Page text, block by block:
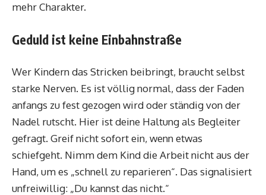
mehr Charakter.
Geduld ist keine Einbahnstraße
Wer Kindern das Stricken beibringt, braucht selbst
starke Nerven. Es ist völlig normal, dass der Faden
anfangs zu fest gezogen wird oder ständig von der
Nadel rutscht. Hier ist deine Haltung als Begleiter
gefragt. Greif nicht sofort ein, wenn etwas
schiefgeht. Nimm dem Kind die Arbeit nicht aus der
Hand, um es „schnell zu reparieren“. Das signalisiert
unfreiwillig: „Du kannst das nicht.“